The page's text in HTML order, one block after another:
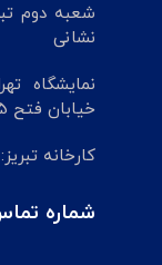
شعبه دوم
نشانی
نمایشگاه
خیابان فتح 5
کارخانه
شماره